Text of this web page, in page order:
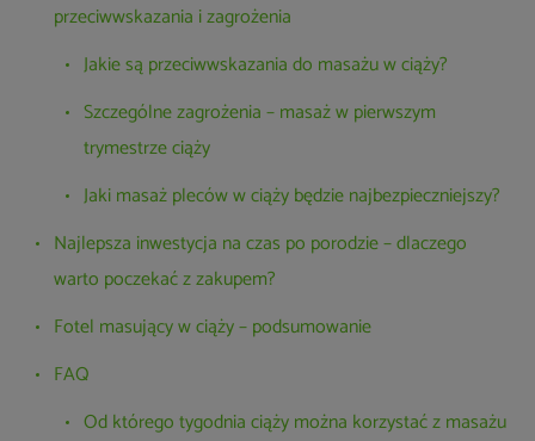
przeciwwskazania i zagrożenia
Jakie są przeciwwskazania do masażu w ciąży?
Szczególne zagrożenia – masaż w pierwszym
trymestrze ciąży
Jaki masaż pleców w ciąży będzie najbezpieczniejszy?
Najlepsza inwestycja na czas po porodzie – dlaczego
warto poczekać z zakupem?
Fotel masujący w ciąży – podsumowanie
FAQ
Od którego tygodnia ciąży można korzystać z masażu